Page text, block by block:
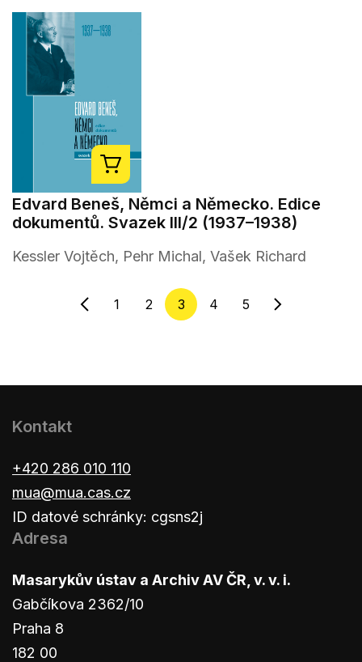
Edvard Beneš, Němci a Německo. Edice
dokumentů. Svazek III/2 (1937–1938)
Kessler Vojtěch, Pehr Michal, Vašek Richard
1 2 3 4 5
Kontakt
+420 286 010 110
mua@mua.cas.cz
ID datové schránky: cgsns2j
Adresa
Masarykův ústav a Archiv AV ČR, v. v. i.
Gabčíkova 2362/10
Praha 8
182 00